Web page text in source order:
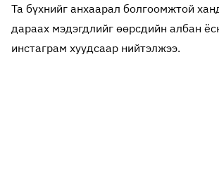
Та бүхнийг анхаарал болгоомжтой
дараах мэдэгдлийг өөрсдийн албан
инстаграм хуудсаар нийтэлжээ.